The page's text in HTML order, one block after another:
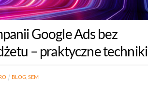
Google Ads bez
– praktyczne techniki
BLOG ,SEM